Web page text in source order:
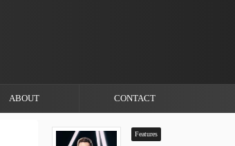
ABOUT CONTACT
Features